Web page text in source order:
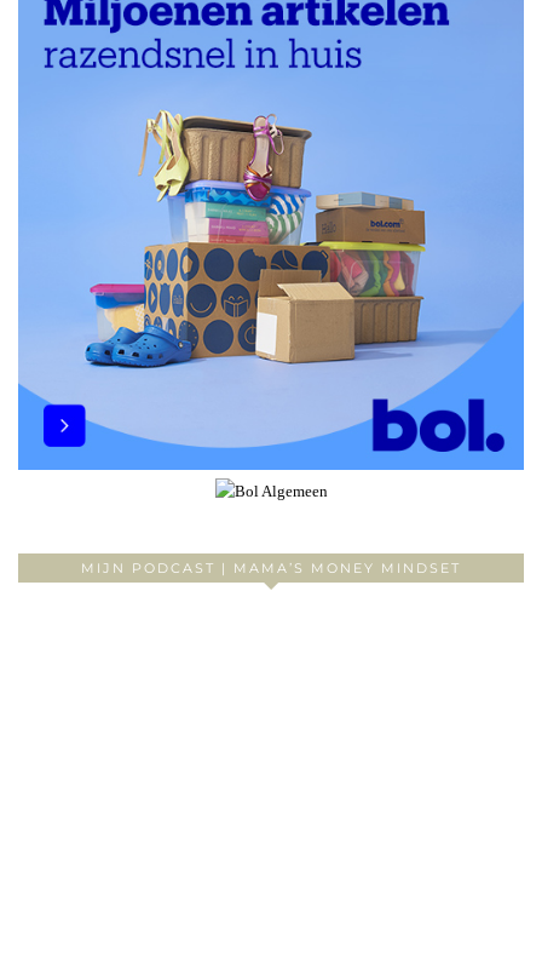
MIJN PODCAST | MAMA’S MONEY MINDSET